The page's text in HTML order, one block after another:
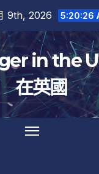
9th, 2026 5:20:27
in the
在英國